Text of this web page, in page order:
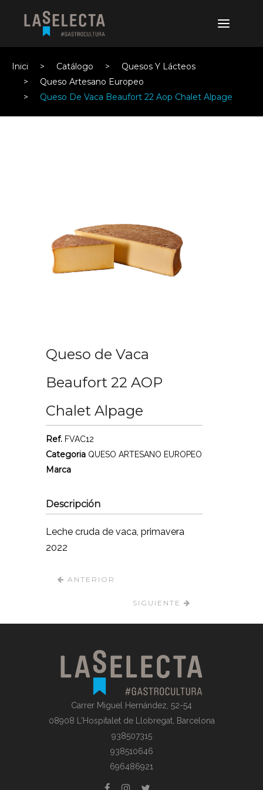
Inici Catálogo
Quesos Y Lácteos
Queso Artesano Europeo
Queso De Vaca Beaufort 22 Aop Chalet Alpage
Queso de Vaca
Beaufort 22 AOP
Chalet Alpage
Ref. FVAC12
Categoria QUESO ARTESANO EUROPEO
Marca
Descripción
Leche cruda de vaca, primavera
2022
ANTERIOR
SIGUIENTE
Carrer Miguel Hernández, 52-54
08908 L'Hospitalet de Llobregat, Barcelona
938507315
938510646
696486921